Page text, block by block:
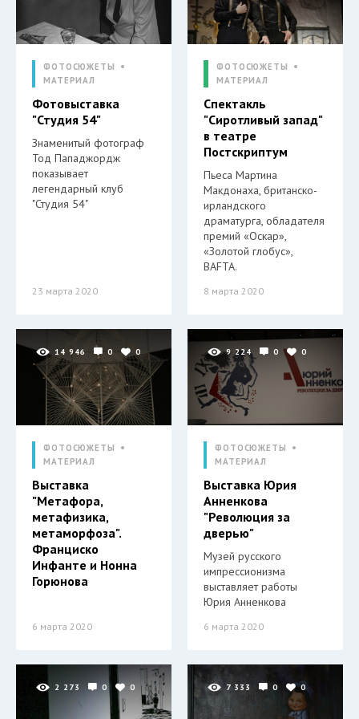
ФОТОСЮЖЕТЫ
МАТЕРИАЛ
Фотовыставка
"Студия 54"
Знаменитый фотограф
Тод Пападжордж
показывает
легендарный клуб
"Студия 54"
23 марта 2020
ФОТОСЮЖЕТЫ
МАТЕРИАЛ
Спектакль
"Сиротливый запад"
в театре
Постскриптум
Пьеса Мартина
Макдонаха, британско-
ирландского
драматурга, обладателя
премий «Оскар»,
«Золотой глобус»,
BAFTA.
8 марта 2020
14 946 0 0
ФОТОСЮЖЕТЫ
МАТЕРИАЛ
Выставка
"Метафора,
метафизика,
метаморфоза".
Франциско
Инфанте и Нонна
Горюнова
6 марта 2020
9 224 0 0
ФОТОСЮЖЕТЫ
МАТЕРИАЛ
Выставка Юрия
Анненкова
"Революция за
дверью"
Музей русского
импрессионизма
выставляет работы
Юрия Анненкова
6 марта 2020
2 273 0 0 7 333 0 0